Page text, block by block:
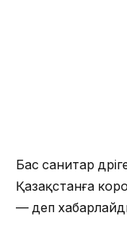
Бас санитар
Қазақстанға
— деп